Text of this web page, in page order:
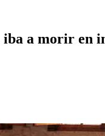
a morir en